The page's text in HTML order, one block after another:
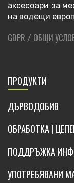
аксесоари за
на водещи
GDPR / ОБЩИ
ПРОДУКТИ
ДЪРВОДОБИВ
ОБРАБОТКА |
ПОДДРЪЖКА
УПОТРЕБЯВАНИ